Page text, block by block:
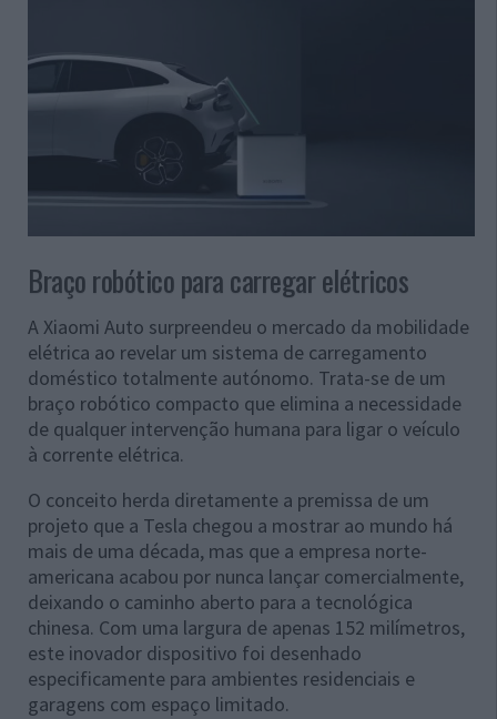
Braço robótico para carregar elétricos
A Xiaomi Auto surpreendeu o mercado da mobilidade
elétrica ao revelar um sistema de carregamento
doméstico totalmente autónomo. Trata-se de um
braço robótico compacto que elimina a necessidade
de qualquer intervenção humana para ligar o veículo
à corrente elétrica.
O conceito herda diretamente a premissa de um
projeto que a Tesla chegou a mostrar ao mundo há
mais de uma década, mas que a empresa norte-
americana acabou por nunca lançar comercialmente,
deixando o caminho aberto para a tecnológica
chinesa. Com uma largura de apenas 152 milímetros,
este inovador dispositivo foi desenhado
especificamente para ambientes residenciais e
garagens com espaço limitado.